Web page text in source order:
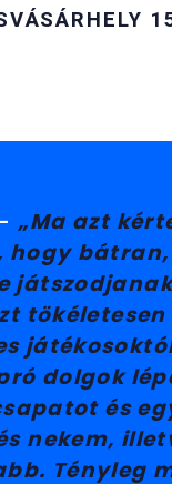
„Ma azt
hogy
dolgok
és
nekem,
Tényleg